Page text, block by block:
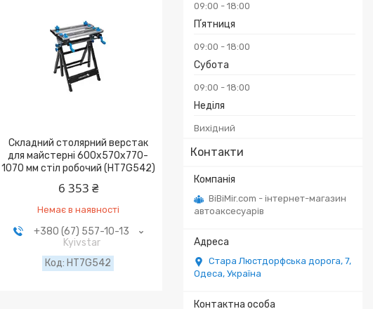
09:00 18:00
Пʼятниця
09:00 18:00
Субота
09:00 18:00
Неділя
Вихідний
Контакти
BiBiMir.com - інтернет-магазин
автоаксесуарів
Стара Люстдорфська дорога, 7,
Одеса, Україна
Складний столярний верстак
для майстерні 600x570x770-
1070 мм стіл робочий (HT7G542)
6 353 ₴
Немає в наявності
+380 (67) 557-10-13
Kyivstar
HT7G542